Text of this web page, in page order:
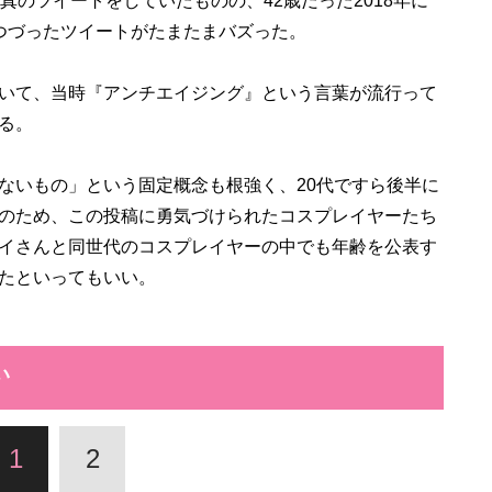
ったツイートがたまたまバズった。
て、当時『アンチエイジング』という言葉が流行って
。
いもの」という固定概念も根強く、20代ですら後半に
ため、この投稿に勇気づけられたコスプレイヤーたち
さんと同世代のコスプレイヤーの中でも年齢を公表す
といってもいい。
1 2